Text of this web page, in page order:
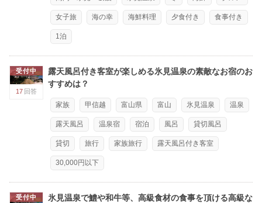
女子旅 海の幸 海鮮料理 夕食付き 食事付き
1泊
受付中
17 回答
露天風呂付き客室が楽しめる氷見温泉の素敵なお宿のお
すすめは？
家族 甲信越 富山県 富山 氷見温泉 温泉
露天風呂 温泉宿 宿泊 風呂 貸切風呂
貸切 旅行 家族旅行 露天風呂付き客室
30,000円以下
受付中
氷見温泉で鱧や和牛等、高級食材の食事を頂ける高級な